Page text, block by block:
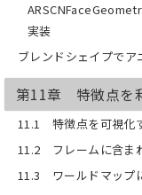
実装
ブレンドシェイプでア
第11章 特徴点を
11.1 特徴点を可視化
11.2 フレームに含ま
11.3 ワールドマップ